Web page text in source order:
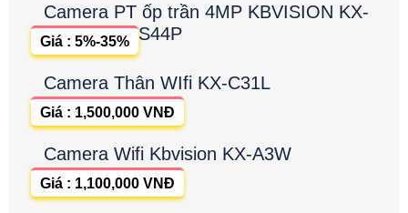
Camera PT ốp trần 4MP KBVISION KX-
S44P
Giá : 5%-35%
Camera Thân WIfi KX-C31L
Giá : 1,500,000 VNĐ
Camera Wifi Kbvision KX-A3W
Giá : 1,100,000 VNĐ